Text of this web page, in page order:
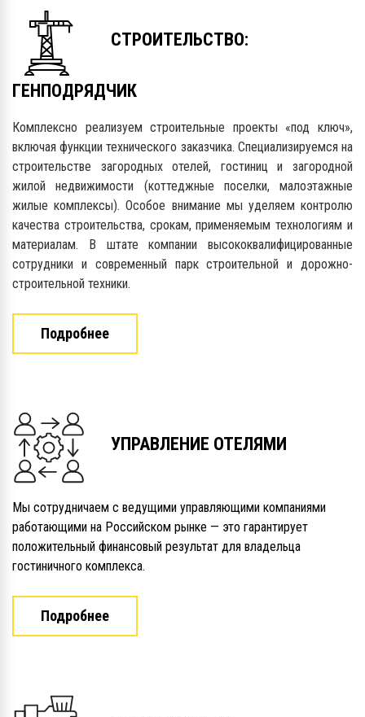
СТРОИТЕЛЬСТВО:
ГЕНПОДРЯДЧИК
Комплексно реализуем строительные проекты «под ключ»,
включая функции технического заказчика. Специализируемся на
строительстве загородных отелей, гостиниц и загородной
жилой недвижимости (коттеджные поселки, малоэтажные
жилые комплексы). Особое внимание мы уделяем контролю
качества строительства, срокам, применяемым технологиям и
материалам. В штате компании высококвалифицированные
сотрудники и современный парк строительной и дорожно-
строительной техники.
Подробнее
УПРАВЛЕНИЕ ОТЕЛЯМИ
Мы сотрудничаем с ведущими управляющими компаниями
работающими на Российском рынке — это гарантирует
положительный финансовый результат для владельца
гостиничного комплекса.
Подробнее